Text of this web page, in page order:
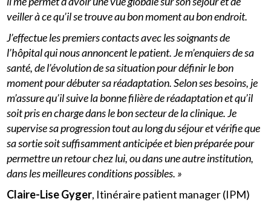
veiller à ce qu’il se trouve au bon moment au bon endroit.
J’effectue les premiers contacts avec les soignants de
l’hôpital qui nous annoncent le patient. Je m’enquiers de sa
santé, de l’évolution de sa situation pour définir le bon
moment pour débuter sa réadaptation. Selon ses besoins, je
m’assure qu’il suive la bonne filière de réadaptation et qu’il
soit pris en charge dans le bon secteur de la clinique. Je
supervise sa progression tout au long du séjour et vérifie que
sa sortie soit suffisamment anticipée et bien préparée pour
permettre un retour chez lui, ou dans une autre institution,
dans les meilleures conditions possibles. »
Claire-Lise Gyger, Itinéraire patient manager (IPM)